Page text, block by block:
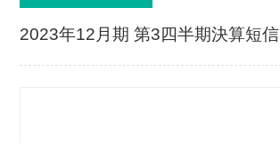
2023年12月期 第3四半期決算短信